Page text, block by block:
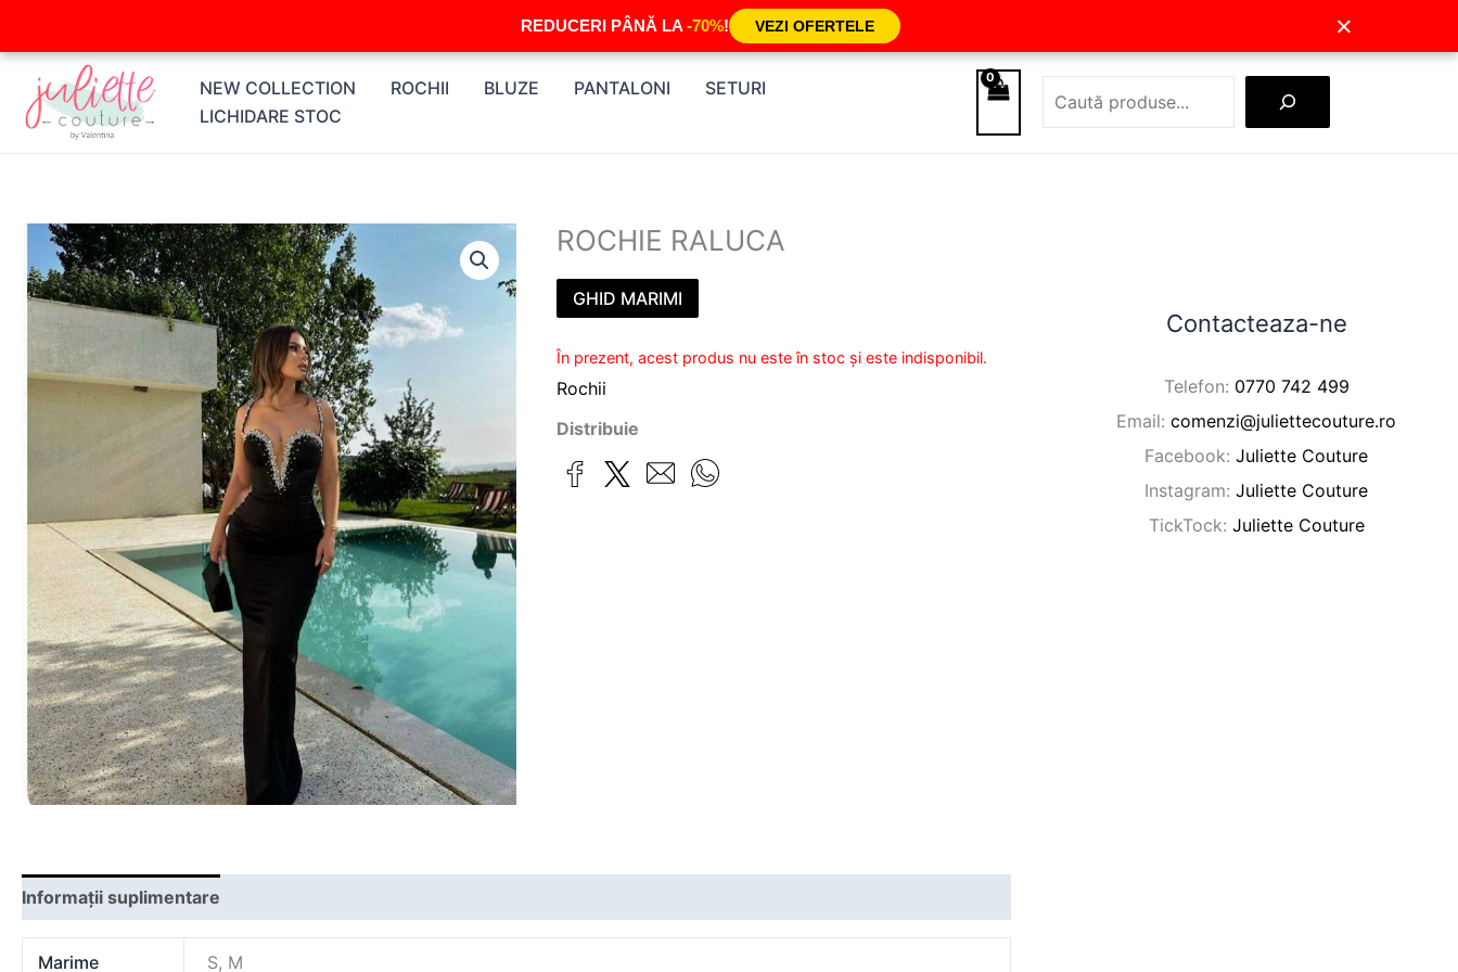
REDUCERI PÂNĂ LA -70%! VEZI OFERTELE ×
NEW COLLECTION
ROCHII BLUZE PANTALONI
SETURI
LICHIDARE STOC
Caută
ROCHIE RALUCA
GHID MARIMI
În prezent, acest produs nu este în stoc și este indisponibil.
Rochii
Distribuie
Informații suplimentare
Marime S, M
Contacteaza-ne
Telefon: 0770 742 499
Email:comenzi@juliettecouture.ro
Facebook:Juliette Couture
Instagram:Juliette Couture
TickTock: Juliette Couture